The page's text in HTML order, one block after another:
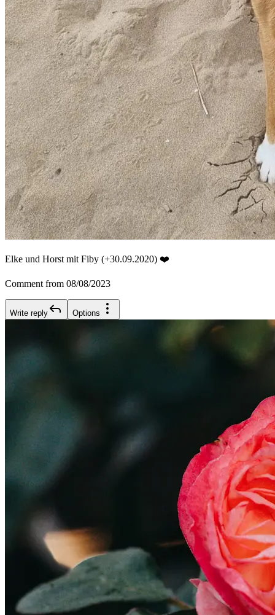
Elke und Horst mit Fiby (+30.09.2020) ❤️
Comment from 08/08/2023
Write reply Options